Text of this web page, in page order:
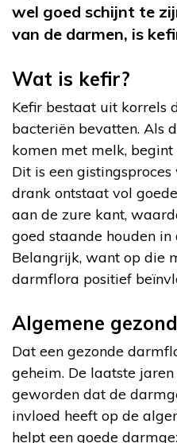
wel goed schijnt te
van de darmen, is
Wat is kefir?
Kefir bestaat uit korrels
bacteriën bevatten. Als
komen met melk,
Dit is een
drank ontstaat vol
aan de zure kant,
goed staande houden
Belangrijk, want op die
darmflora positief
Algemene
Dat een gezonde
geheim. De laatste
geworden dat de
invloed heeft op de
helpt een goede